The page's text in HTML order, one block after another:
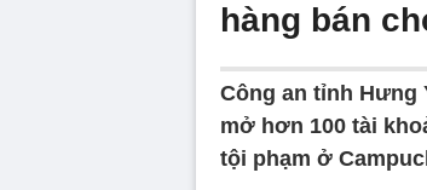
hàng bán
Công an tỉnh Hưng
mở hơn 100 tài
tội phạm ở